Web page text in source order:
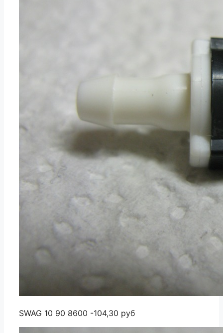
SWAG 10 90 8600 -104,30 руб